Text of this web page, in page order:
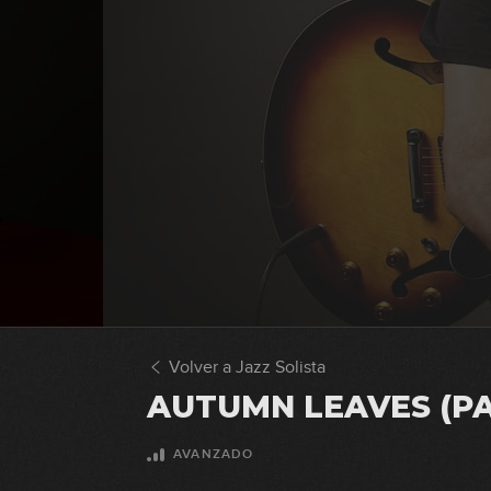
Volver a Jazz Solista
AUTUMN LEAVES
AVANZADO